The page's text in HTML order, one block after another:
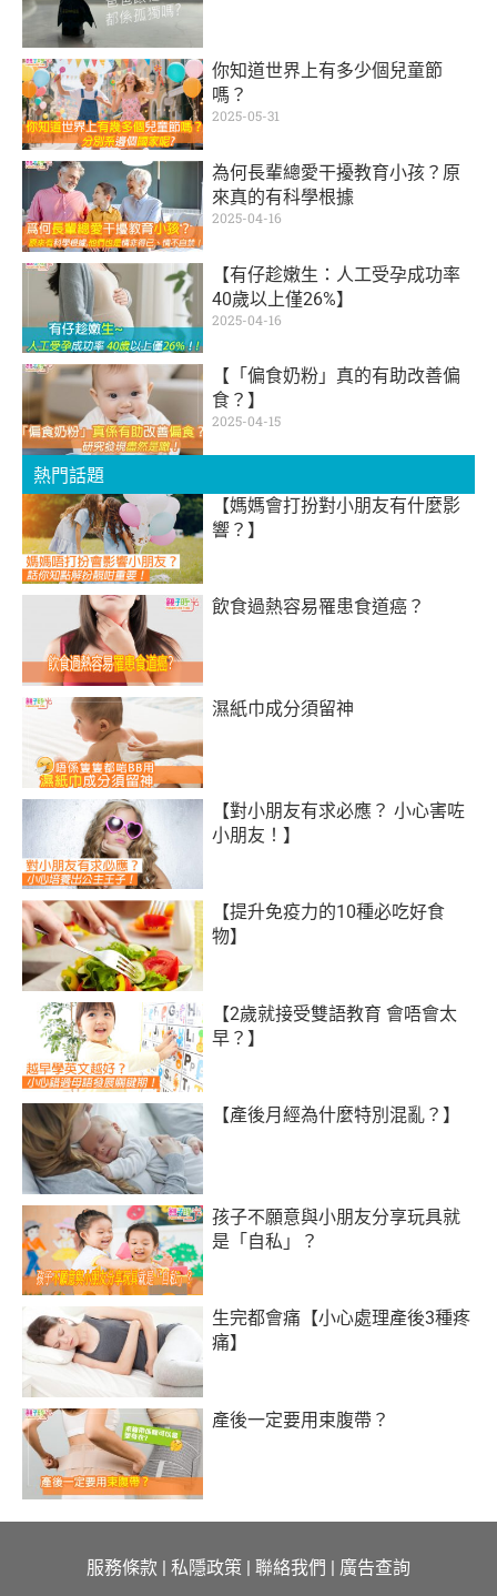
你知道世界上有多少個兒童節
嗎？
2025-05-31
為何長輩總愛干擾教育小孩？原
來真的有科學根據
2025-04-16
【有仔趁嫩生：人工受孕成功率
40歲以上僅26%】
2025-04-16
【「偏食奶粉」真的有助改善偏
食？】
2025-04-15
熱門話題
【媽媽會打扮對小朋友有什麼影
響？】
飲食過熱容易罹患食道癌？
濕紙巾成分須留神
【對小朋友有求必應？ 小心害咗
小朋友！】
【提升免疫力的10種必吃好食
物】
【2歲就接受雙語教育 會唔會太
早？】
【產後月經為什麼特別混亂？】
孩子不願意與小朋友分享玩具就
是「自私」？
生完都會痛【小心處理產後3種疼
痛】
產後一定要用束腹帶？
服務條款 | 私隱政策 | 聯絡我們 | 廣告查詢